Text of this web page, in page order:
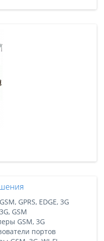
GPRS, EDGE, 3G
GSM
GSM, 3G
портов